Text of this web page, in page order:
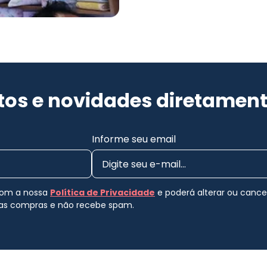
e novidades
Informe seu email
a nossa Política de Privacidade e poderá alterar ou
compras e não recebe spam.